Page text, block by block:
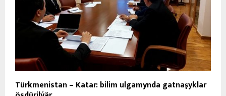
Türkmenistan – Katar: bilim ulgamynda gatnaşyklar